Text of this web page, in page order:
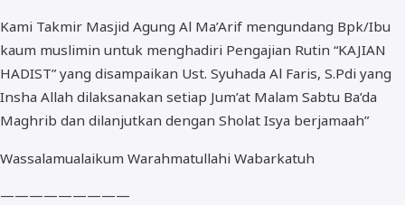
Kami Takmir Masjid Agung Al Ma’Arif mengundang Bpk/Ibu
kaum muslimin untuk menghadiri Pengajian Rutin “KAJIAN
HADIST” yang disampaikan Ust. Syuhada Al Faris, S.Pdi yang
Insha Allah dilaksanakan setiap Jum’at Malam Sabtu Ba’da
Maghrib dan dilanjutkan dengan Sholat Isya berjamaah”
Wassalamualaikum Warahmatullahi Wabarkatuh
—————————